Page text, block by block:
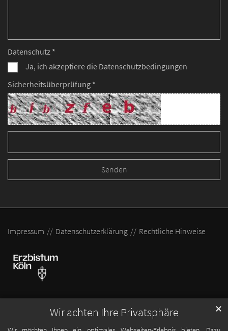
Wir achten Ihre Privatsphäre ✕
Datenschutz *
Ja, ich akzeptiere die Datenschutzbedingungen
Sicherheitsüberprüfung *
Impressum Datenschutzerklärung Rechtliche Hinweise